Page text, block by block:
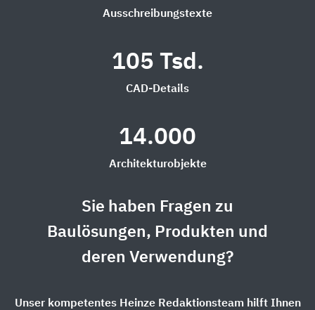
Ausschreibungstexte
105 Tsd.
CAD-Details
14.000
Architekturobjekte
Sie haben Fragen zu
Baulösungen, Produkten und
deren Verwendung?
Unser kompetentes Heinze Redaktionsteam hilft Ihnen